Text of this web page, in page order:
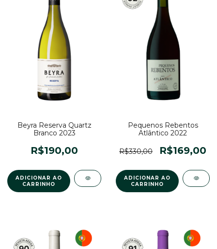
Beyra Reserva Quartz
Branco 2023
R$190,00
Pequenos Rebentos
Atlântico 2022
R$330,00 R$169,00